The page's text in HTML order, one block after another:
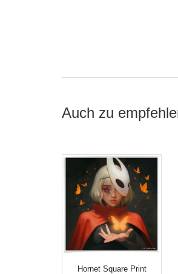
Auch zu
Hornet Square Print